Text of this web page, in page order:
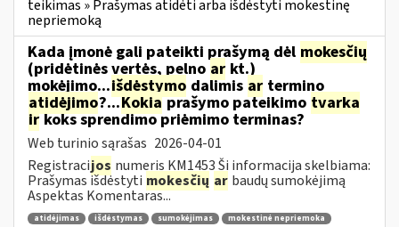
teikimas » Prašymas atidėti arba išdėstyti mokestinę
nepriemoką
Kada įmonė gali pateikti prašymą dėl mokesčių
(pridėtinės vertės, pelno ar kt.)
mokėjimo...išdėstymo dalimis ar termino
atidėjimo?...Kokiaprašymo pateikimo tvarka
irkoks sprendimo priėmimo terminas?
Web turinio sąrašas 2026-04-01
Registracijos numeris KM1453 Ši informacija skelbiama:
Prašymas išdėstyti mokesčių ar baudų sumokėjimą
Aspektas Komentaras...
atidėjimas išdėstymas sumokėjimas
mokestinė nepriemoka